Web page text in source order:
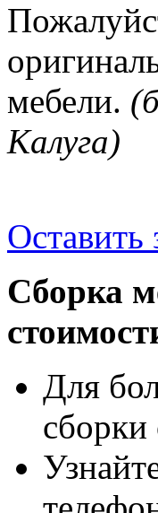
мебели.
Калуга)
Оставить
Сборка
Для
сборки